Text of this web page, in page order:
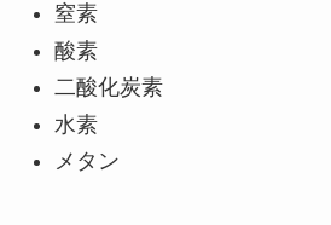
窒素
酸素
二酸化炭素
水素
メタン